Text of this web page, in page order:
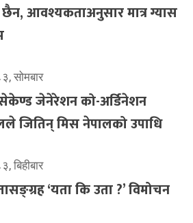
आवश्यकताअनुसार मात्र ग्यास
सोमबार
जेनेरेशन को-अर्डिनेशन
जितिन् मिस नेपालको उपाधि
बिहीबार
‘यता कि उता ?’ विमोचन